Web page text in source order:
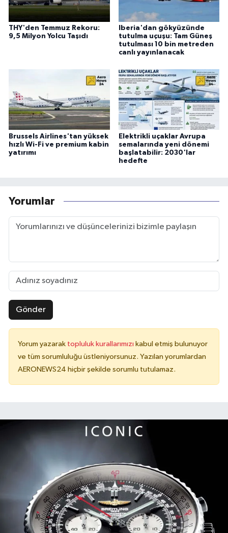
THY'den Temmuz Rekoru:
9,5 Milyon Yolcu Taşıdı
Iberia'dan gökyüzünde
tutulma uçuşu: Tam Güneş
tutulması 10 bin metreden
canlı yayınlanacak
Brussels Airlines'tan yüksek
hızlı Wi-Fi ve premium kabin
yatırımı
Elektrikli uçaklar Avrupa
semalarında yeni dönemi
başlatabilir: 2030'lar
hedefte
Yorumlar
Gönder
Yorum yazarak topluluk kurallarımızı kabul etmiş bulunuyor
ve tüm sorumluluğu üstleniyorsunuz. Yazılan yorumlardan
AERONEWS24 hiçbir şekilde sorumlu tutulamaz.